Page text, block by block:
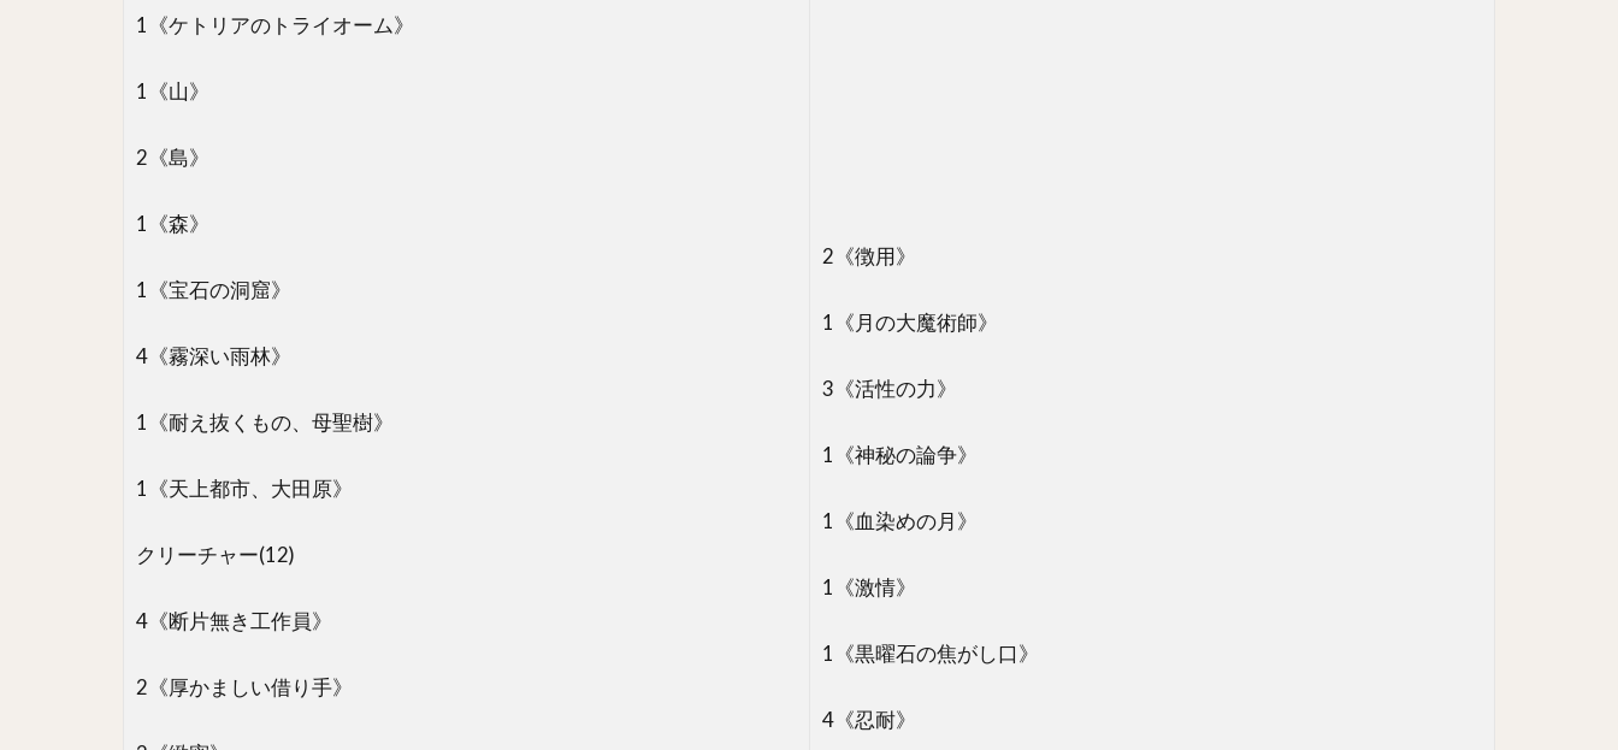
1《ケトリアのトライオーム》
1《山》
2《島》
1《森》
1《宝石の洞窟》
4《霧深い雨林》
1《耐え抜くもの、母聖樹》
1《天上都市、大田原》
クリーチャー(12)
4《断片無き工作員》
2《厚かましい借り手》
2《徴用》
1《月の大魔術師》
3《活性の力》
1《神秘の論争》
1《血染めの月》
1《激情》
1《黒曜石の焦がし口》
4《忍耐》